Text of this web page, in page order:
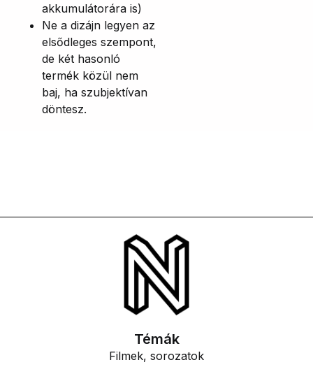
akkumulátorára is)
Ne a dizájn legyen az
elsődleges szempont,
de két hasonló
termék közül nem
baj, ha szubjektívan
döntesz.
Témák
Filmek, sorozatok